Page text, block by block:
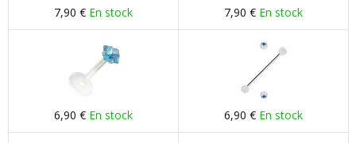
7,90 € En stock 7,90 € En stock
6,90 € En stock 6,90 € En stock